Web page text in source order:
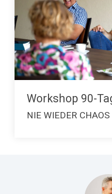
Workshop 90-
NIE WIEDER CHAOS